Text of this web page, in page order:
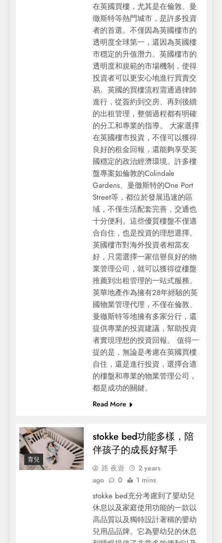
在英國買樓，尤其是在倫敦、曼
徹斯特等熱門城市，是許多投資
者的首選。不僅因為英國樓市的
透明度全球第一，還因為英國樓
市穩定的升值潛力。英國樓市的
透明度和規範的市場機制，使得
投資者可以更安心地進行買賣交
易。英國的買樓流程需通過律師
進行，從簽約到交房、再到後續
的出租管理，整個過程都有明確
的分工和專業的指導。 大家選擇
在英國樓市投資，不僅可以獲得
良好的租金回報，還能夠享受英
國穩定的政治經濟環境。許多樓
盤專案如倫敦的Colindale
Gardens、曼徹斯特的One Port
Street等，都位於發展迅速的區
域，不僅生活配套完善，交通也
十分便利。這些優質樓盤不僅適
合自住，也是投資的理想選擇。
英國樓市對海外投資者相當友
好，只需選擇一家信譽良好的物
業管理公司，就可以獲得從樓盤
推薦到出租管理的一站式服務。
英華地產作為擁有28年經驗的英
國物業管理代理，不僅在倫敦、
曼徹斯特等地擁有多家分行，還
提供專業的投資建議，幫助投資
者實現理想的投資回報。 值得一
提的是，無論是考慮在英國買樓
自住，還是進行投資，選擇合適
的樓盤和專業的物業管理公司，
都是成功的關鍵。
Read More
育兒
stokke bed功能多樣，陪
伴孩子的成長好幫手
路 夜遊
2 years
ago
0 1 mins
stokke bed充分考慮到了嬰幼兒
休息以及家庭使用功能的一款以
高品質以及獨特設計著稱的嬰幼
兒用品品牌。它為嬰幼兒的休息